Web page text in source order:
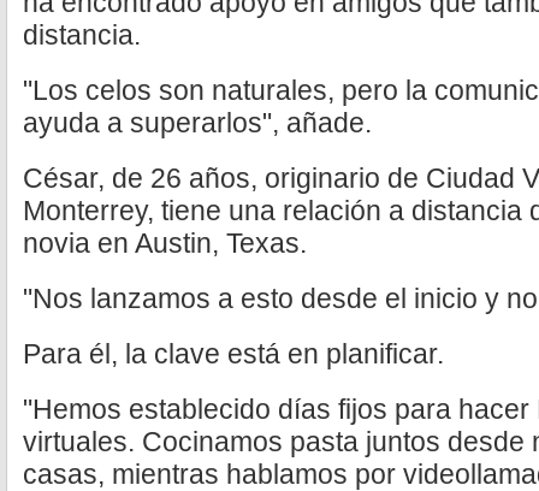
distancia.
"Los celos son naturales, pero la
ayuda a superarlos", añade.
César, de 26 años, originario de Ciudad
Monterrey, tiene una relación a distancia
novia en Austin, Texas.
"Nos lanzamos a esto desde el inicio y
Para él, la clave está en planificar.
"Hemos establecido días fijos para
virtuales. Cocinamos pasta juntos desde
casas, mientras hablamos por